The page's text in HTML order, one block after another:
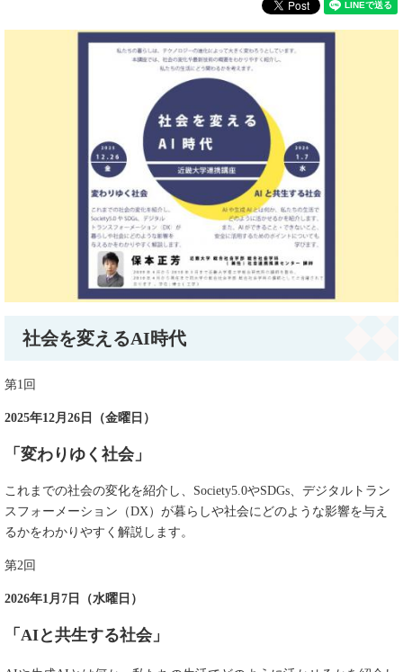
​社会を変えるAI時代
第1回
2025年12月26日（金曜日）
「変わりゆく社会​​​」
これまでの社会の変化を紹介し、Society5.0やSDGs、デジタルトラン
スフォーメーション（DX）が暮らしや社会にどのような影響を与え
るかをわかりやすく解説します。
第2回
2026年1月7日（水曜日）
「AIと共生する社会​」